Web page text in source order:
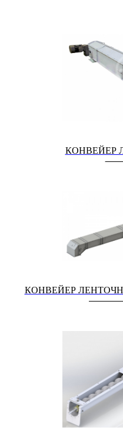
КОНВЕЙЕР
КОНВЕЙЕР